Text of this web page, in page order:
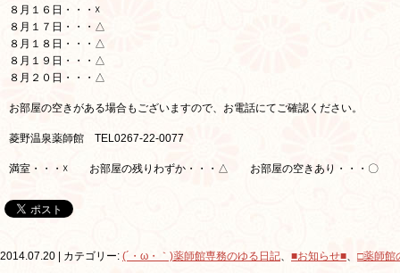
８月１６日・・・☓
８月１７日・・・△
８月１８日・・・△
８月１９日・・・△
８月２０日・・・△
お部屋の空きがある場合もございますので、お電話にてご確認ください。
菱野温泉薬師館 TEL0267-22-0077
満室・・・☓ お部屋の残りわずか・・・△ お部屋の空きあり・・・〇
2014.07.20 | カテゴリー: (´・ω・｀)薬師館専務のゆる日記、 ■お知らせ■、 □薬師館